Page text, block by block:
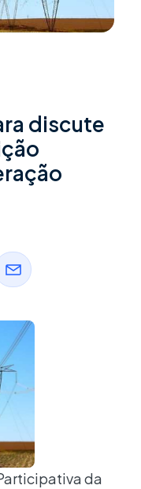
discute
da